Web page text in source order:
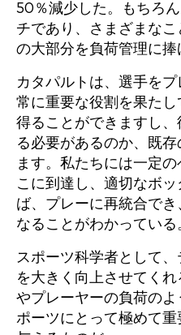
50％減少した。もちろ
チであり、さまざまな
の大部分を負荷管理に捧
カタパルトは、選手を
常に重要な役割を果た
得ることができますし
る必要があるのか、既
ます。私たちには一定
こに到達し、適切なボ
ば、プレーに再統合で
なることがわかっている
スポーツ科学者として
を大きく向上させてく
やプレーヤーの負荷の
ポーツにとって極めて